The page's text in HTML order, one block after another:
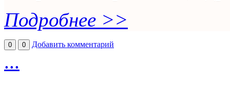
Подробнее >>
0 0 Добавить комментарий
...